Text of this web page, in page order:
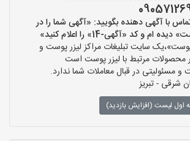
با آگهی دهنده بگویید: «آگهی شما را در
ام و کد «آگهی-14» را اعلام کنید»
سایت تبلیغات مراکز لیزر پوست و
محصولات مرتبط با لیزر پوست است
مسئولیتی در قبال معاملات شما ندارد.
شرقی - تبریز
اول لیست (افزایش بازدید)